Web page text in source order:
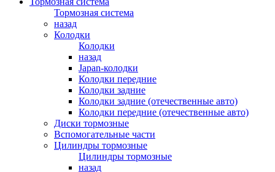
Тормозная система
назад
Колодки
Колодки
назад
Japan-колодки
Колодки передние
Колодки задние
Колодки задние (отечественные авто)
Колодки передние (отечественные авто)
Диски тормозные
Вспомогательные части
Цилиндры тормозные
Цилиндры тормозные
назад